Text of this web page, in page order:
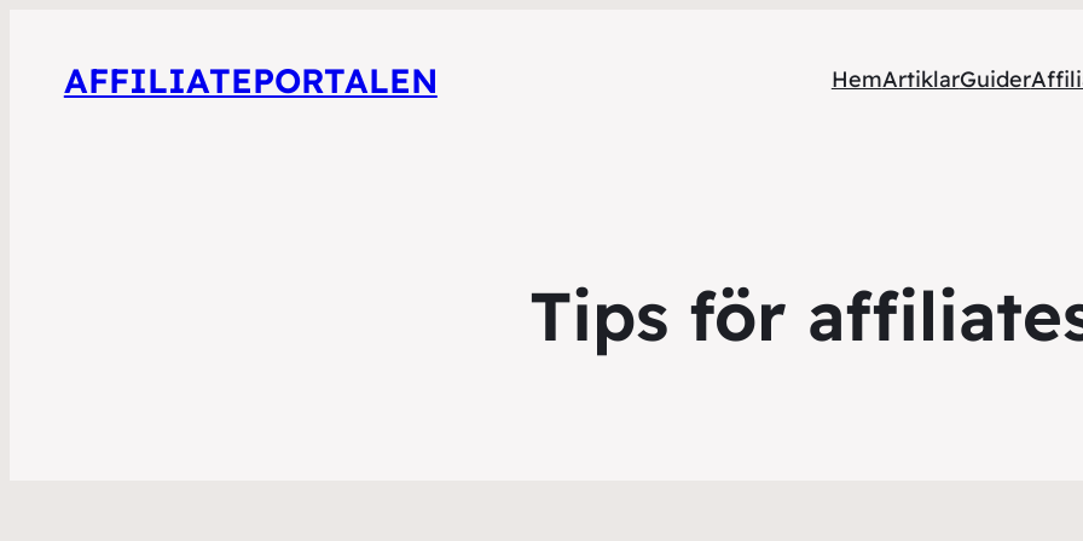
AFFILIATEPORTALEN HemArtiklarGuider
Tips för